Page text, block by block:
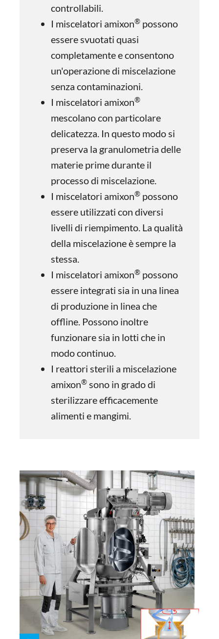
controllabili.
I miscelatori amixon® possono
essere svuotati quasi
completamente e consentono
un'operazione di miscelazione
senza contaminazioni.
I miscelatori amixon®
mescolano con particolare
delicatezza. In questo modo si
preserva la granulometria delle
materie prime durante il
processo di miscelazione.
I miscelatori amixon® possono
essere utilizzati con diversi
livelli di riempimento. La qualità
della miscelazione è sempre la
stessa.
I miscelatori amixon® possono
essere integrati sia in una linea
di produzione in linea che
offline. Possono inoltre
funzionare sia in lotti che in
modo continuo.
I reattori sterili a miscelazione
amixon® sono in grado di
sterilizzare efficacemente
alimenti e mangimi.